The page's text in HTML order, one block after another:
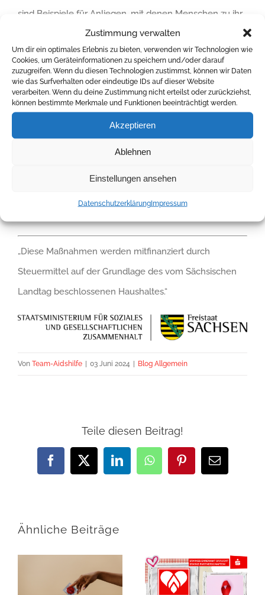
Zustimmung verwalten
Um dir ein optimales Erlebnis zu bieten, verwenden wir Technologien wie
Cookies, um Geräteinformationen zu speichern und/oder darauf
zuzugreifen. Wenn du diesen Technologien zustimmst, können wir Daten
wie das Surfverhalten oder eindeutige IDs auf dieser Website
verarbeiten. Wenn du deine Zustimmung nicht erteilst oder zurückziehst,
können bestimmte Merkmale und Funktionen beeinträchtigt werden.
Akzeptieren
Ablehnen
Einstellungen ansehen
DatenschutzerklärungImpressum
sind Beispiele für Anliegen, mit denen Menschen zu ihr
finden und denen sie sich gemeinsam mit
verschiedenen Methoden widmen.
ℹ︎ Für bis zu 30 Personen – Es braucht eine
Voranmeldung via info@aidshilfe-dresden.de
Dieser Workshop wird organisiert und ermöglicht durch
die Aids-Hilfe Dresden e.V.
„Diese Maßnahmen werden mitfinanziert durch
Steuermittel auf der Grundlage des vom Sächsischen
Landtag beschlossenen Haushaltes.“
Von Team-Aidshilfe 03 Juni 2024 Blog Allgemein
Teile diesen Beitrag!
Facebook
X LinkedInWhatsAppPinterest
E-
Mail
Ähnliche Beiträge